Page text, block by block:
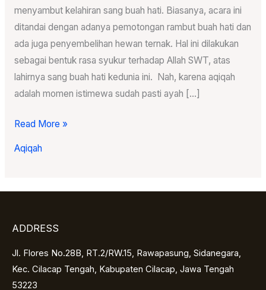
menyambut kelahiran sang buah hati. Biasanya, acara ini
ditandai dengan adanya pemotongan rambut buah hati dan
ada juga penyembelihan hewan ternak. Hal ini dilakukan
sebagai bentuk rasa syukur terhadap Allah SWT, atas
lahirnya sang buah hati kedunia ini. Nah, karena aqiqah
adalah momen istimewa sudah pasti ayah […]
Read More »
Aqiqah
ADDRESS
Jl. Flores No.28B, RT.2/RW.15, Rawapasung, Sidanegara,
Kec. Cilacap Tengah, Kabupaten Cilacap, Jawa Tengah
53223